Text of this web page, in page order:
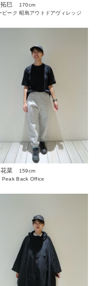
巳
170cm
ピーク 昭島アウトドアヴィレッジ
菜
159cm
Peak Back Office